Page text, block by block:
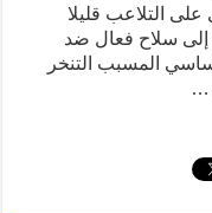
التلاعب قليلا
إلى سلاح فعال ضد
المسبب التنخر
…